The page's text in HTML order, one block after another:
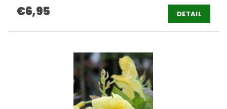
€6,95 DETAIL